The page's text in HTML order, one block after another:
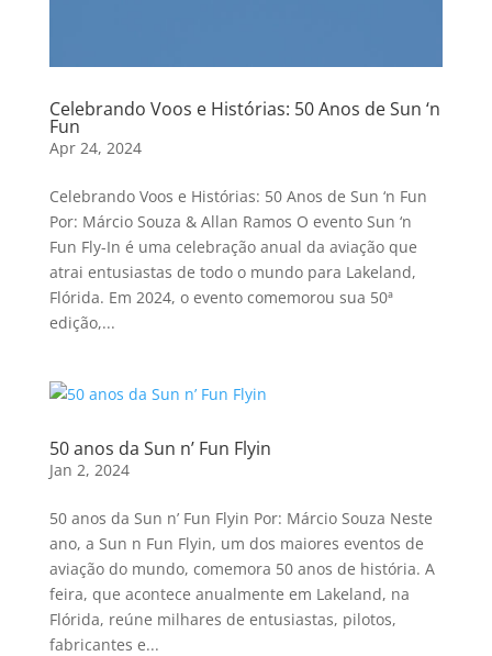
Celebrando Voos e Histórias: 50 Anos de Sun ‘n
Fun
Apr 24, 2024
Celebrando Voos e Histórias: 50 Anos de Sun ‘n Fun
Por: Márcio Souza & Allan Ramos O evento Sun ‘n
Fun Fly-In é uma celebração anual da aviação que
atrai entusiastas de todo o mundo para Lakeland,
Flórida. Em 2024, o evento comemorou sua 50ª
edição,...
50 anos da Sun n’ Fun Flyin
Jan 2, 2024
50 anos da Sun n’ Fun Flyin Por: Márcio Souza Neste
ano, a Sun n Fun Flyin, um dos maiores eventos de
aviação do mundo, comemora 50 anos de história. A
feira, que acontece anualmente em Lakeland, na
Flórida, reúne milhares de entusiastas, pilotos,
fabricantes e...